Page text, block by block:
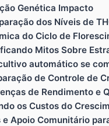
Genética Impacto
dos Níveis de
do Ciclo de
Mitos Sobre
automático se
de Controle de
de Rendimento e
os Custos do
e Apoio Comunitário